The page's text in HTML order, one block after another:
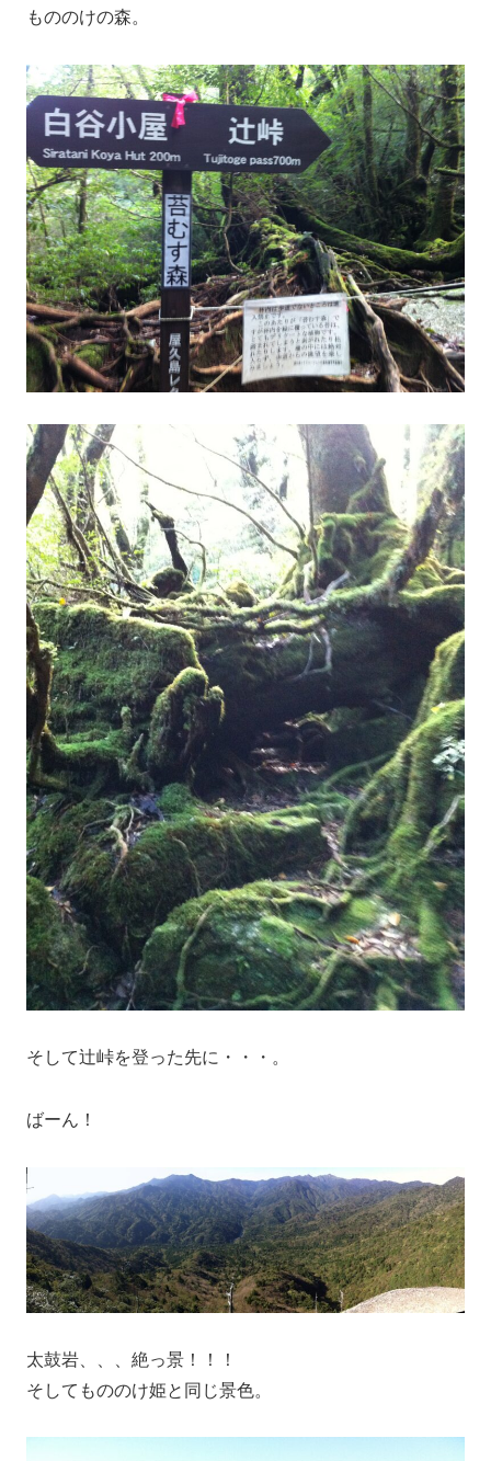
もののけの森。
そして辻峠を登った先に・・・。
ばーん！
太鼓岩、、、絶っ景！！！
そしてもののけ姫と同じ景色。